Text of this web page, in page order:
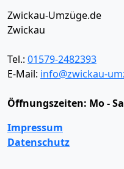
Zwickau-Umzüge.de
Zwickau
Tel.: 01579-2482393
E-Mail: info@zwickau-
Öffnungszeiten: Mo -
Impressum
Datenschutz